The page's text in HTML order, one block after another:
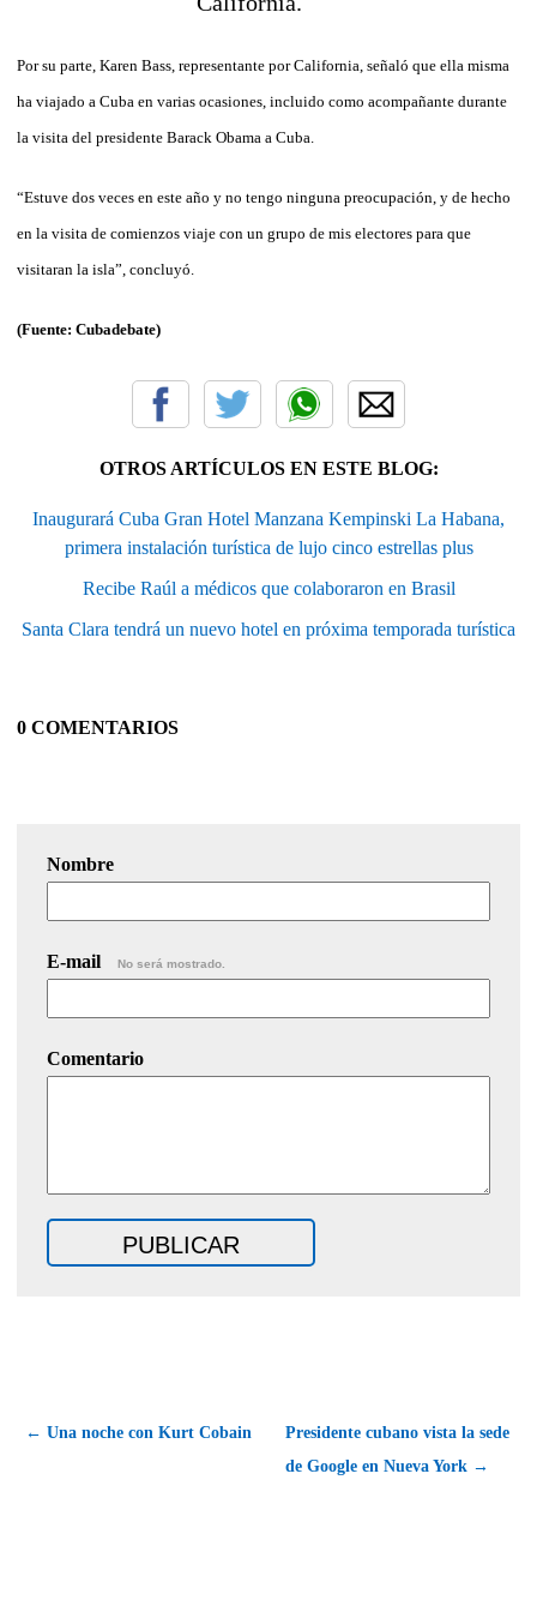
Por su parte, Karen Bass, representante por California, señaló que ella misma
ha viajado a Cuba en varias ocasiones, incluido como acompañante durante
la visita del presidente Barack Obama a Cuba.
“Estuve dos veces en este año y no tengo ninguna preocupación, y de hecho
en la visita de comienzos viaje con un grupo de mis electores para que
visitaran la isla”, concluyó.
(Fuente: Cubadebate)
OTROS ARTÍCULOS EN ESTE BLOG:
Inaugurará Cuba Gran Hotel Manzana Kempinski La Habana,
primera instalación turística de lujo cinco estrellas plus
Recibe Raúl a médicos que colaboraron en Brasil
Santa Clara tendrá un nuevo hotel en próxima temporada turística
0 COMENTARIOS
Nombre
E-mail No será mostrado.
Comentario
← Una noche con Kurt Cobain
Presidente cubano vista la sede
de Google en Nueva York →